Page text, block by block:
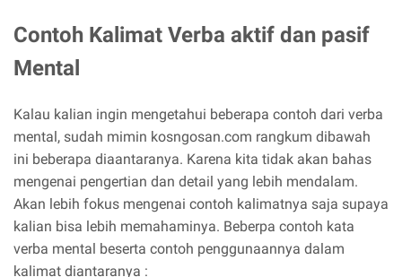
Contoh Kalimat Verba aktif dan pasif
Mental
Kalau kalian ingin mengetahui beberapa contoh dari verba
mental, sudah mimin kosngosan.com rangkum dibawah
ini beberapa diaantaranya. Karena kita tidak akan bahas
mengenai pengertian dan detail yang lebih mendalam.
Akan lebih fokus mengenai contoh kalimatnya saja supaya
kalian bisa lebih memahaminya. Beberpa contoh kata
verba mental beserta contoh penggunaannya dalam
kalimat diantaranya :